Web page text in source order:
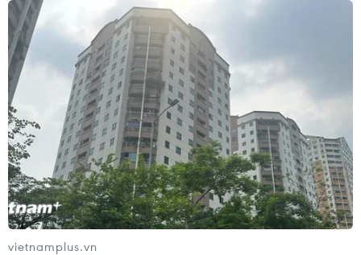
Gần 40 điểm bị sạt lở đất do mưa lớn
tại Lào Cai
05/08/2026 14:56
Bão số 3 gây gió mạnh, sóng cao trên
vùng biển phía Đông Nam
05/08/2026 14:55
vietnamplus.vn